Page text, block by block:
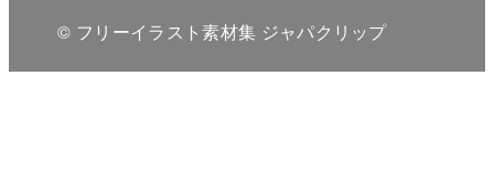
© フリーイラスト素材集 ジャパクリップ